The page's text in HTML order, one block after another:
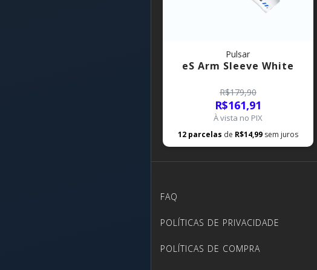
Pulsar
eS Arm Sleeve White
R$179,90
R$161,91
À vista no PIX
12 parcelas de R$14,99 sem juros
FAQ
POLÍTICAS DE PRIVACIDADE
POLÍTICAS DE COMPRA